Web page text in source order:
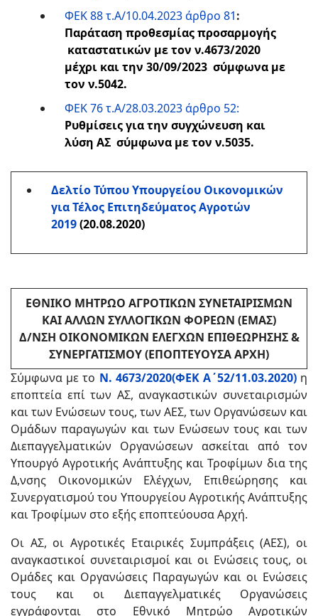
ΦΕΚ 88 τ.Α/10.04.2023 άρθρο 81:
Παράταση προθεσμίας προσαρμογής
καταστατικών με τον ν.4673/2020
μέχρι και την 30/09/2023 σύμφωνα με
τον ν.5042.
ΦΕΚ 76 τ.Α/28.03.2023 άρθρο 52:
Ρυθμίσεις για την συγχώνευση και
λύση ΑΣ σύμφωνα με τον ν.5035.
Δελτίο Τύπου Υπουργείου Οικονομικών
για Τέλος Επιτηδεύματος Αγροτών
2019(20.08.2020)
ΕΘΝΙΚΟ ΜΗΤΡΩΟ ΑΓΡΟΤΙΚΩΝ ΣΥΝΕΤΑΙΡΙΣΜΩΝ
ΚΑΙ ΑΛΛΩΝ ΣΥΛΛΟΓΙΚΩΝ ΦΟΡΕΩΝ (ΕΜΑΣ)
Δ/ΝΣΗ ΟΙΚΟΝΟΜΙΚΩΝ ΕΛΕΓΧΩΝ ΕΠΙΘΕΩΡΗΣΗΣ &
ΣΥΝΕΡΓΑΤΙΣΜΟΥ (ΕΠΟΠΤΕΥΟΥΣΑ ΑΡΧΗ)
Σύμφωνα με το Ν. 4673/2020(ΦΕΚ Α΄52/11.03.2020) η
εποπτεία επί των ΑΣ, αναγκαστικών συνεταιρισμών
και των Ενώσεων τους, των ΑΕΣ, των Οργανώσεων και
Ομάδων παραγωγών και των Ενώσεων τους και των
Διεπαγγελματικών Οργανώσεων ασκείται από τον
Υπουργό Αγροτικής Ανάπτυξης και Τροφίμων δια της
Δ,νσης Οικονομικών Ελέγχων, Επιθεώρησης και
Συνεργατισμού του Υπουργείου Αγροτικής Ανάπτυξης
και Τροφίμων στο εξής εποπτεύουσα Αρχή.
Οι ΑΣ, οι Αγροτικές Εταιρικές Συμπράξεις (ΑΕΣ), οι
αναγκαστικοί συνεταιρισμοί και οι Ενώσεις τους, οι
Ομάδες και Οργανώσεις Παραγωγών και οι Ενώσεις
τους και οι Διεπαγγελματικές Οργανώσεις
εγγράφονται στο Εθνικό Μητρώο Αγροτικών